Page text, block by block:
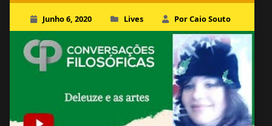
Junho 6, 2020 Lives Por Caio Souto